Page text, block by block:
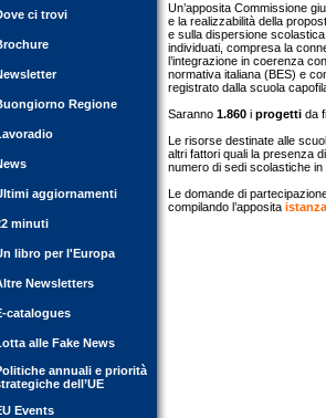
ci trovi
Regione
aggiornamenti
minuti
libro per l'Europa
Newsletters
catalogues
alle Fake News
annuali e priorità
dell’UE
Events
Un’apposita Commissione
e la realizzabilità della
e sulla dispersione
individuati, compresa la
l’integrazione in coerenza
normativa italiana (BES) e
registrato dalla scuola
Saranno 1.860 i progetti da
Le risorse destinate alle
altri fattori quali la presenza
numero di sedi scolastiche
Le domande di
compilando l’apposita